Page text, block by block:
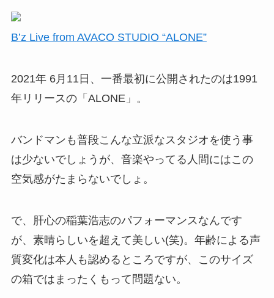
B’z Live from AVACO STUDIO “ALONE”
2021年 6月11日、一番最初に公開されたのは1991
年リリースの「ALONE」。
バンドマンも普段こんな立派なスタジオを使う事
は少ないでしょうが、音楽やってる人間にはこの
空気感がたまらないでしょ。
で、肝心の稲葉浩志のパフォーマンスなんです
が、素晴らしいを超えて美しい(笑)。年齢による声
質変化は本人も認めるところですが、このサイズ
の箱ではまったくもって問題ない。